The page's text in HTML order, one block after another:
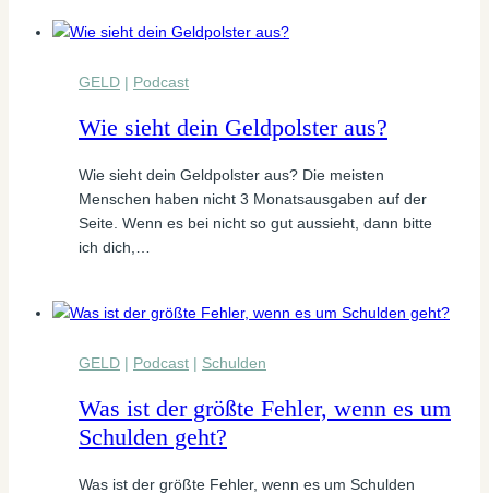
GELD | Podcast
Wie sieht dein Geldpolster aus?
Wie sieht dein Geldpolster aus? Die meisten
Menschen haben nicht 3 Monatsausgaben auf der
Seite. Wenn es bei nicht so gut aussieht, dann bitte
ich dich,…
GELD | Podcast | Schulden
Was ist der größte Fehler, wenn es um
Schulden geht?
Was ist der größte Fehler, wenn es um Schulden